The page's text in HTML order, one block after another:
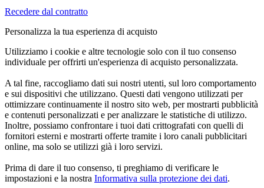
Recedere dal contratto
Personalizza la tua esperienza di acquisto
Utilizziamo i cookie e altre tecnologie solo con il tuo consenso
individuale per offrirti un'esperienza di acquisto personalizzata.
A tal fine, raccogliamo dati sui nostri utenti, sul loro comportamento
e sui dispositivi che utilizzano. Questi dati vengono utilizzati per
ottimizzare continuamente il nostro sito web, per mostrarti pubblicità
e contenuti personalizzati e per analizzare le statistiche di utilizzo.
Inoltre, possiamo confrontare i tuoi dati crittografati con quelli di
fornitori esterni e mostrarti offerte tramite i loro canali pubblicitari
online, ma solo se utilizzi già i loro servizi.
Prima di dare il tuo consenso, ti preghiamo di verificare le
impostazioni e la nostra Informativa sulla protezione dei dati.